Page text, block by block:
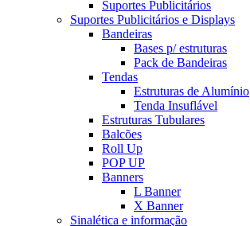
Suportes Publicitários
Suportes Publicitários e Displays
Bandeiras
Bases p/ estruturas
Pack de Bandeiras
Tendas
Estruturas de Alumínio
Tenda Insuflável
Estruturas Tubulares
Balcões
Roll Up
POP UP
Banners
L Banner
X Banner
Sinalética e informação